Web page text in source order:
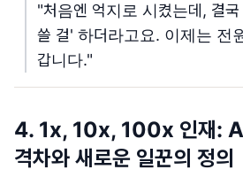
"처음엔 억지로 시켰는데, 결
쓸 걸' 하더라고요. 이제는 전
갑니다."
4. 1x, 10x, 100x 인재:
격차와 새로운 일꾼의 정의